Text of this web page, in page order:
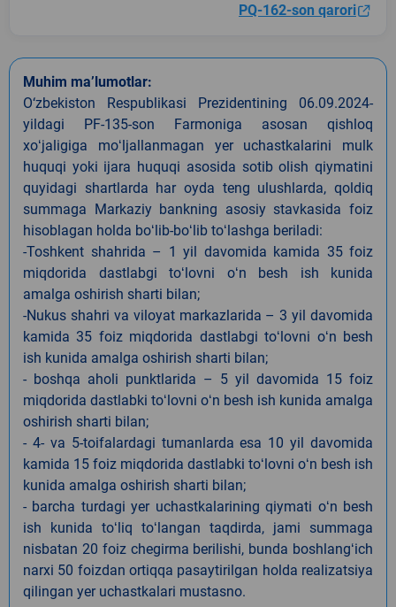
PQ-162-son qarori
Muhim ma’lumotlar:
O‘zbekiston Respublikasi Prezidentining 06.09.2024-
yildagi PF-135-son Farmoniga asosan qishloq
xoʻjaligiga moʻljallanmagan yer uchastkalarini mulk
huquqi yoki ijara huquqi asosida sotib olish qiymatini
quyidagi shartlarda har oyda teng ulushlarda, qoldiq
summaga Markaziy bankning asosiy stavkasida foiz
hisoblagan holda boʻlib-boʻlib toʻlashga beriladi:
-Toshkent shahrida – 1 yil davomida kamida 35 foiz
miqdorida dastlabgi toʻlovni oʻn besh ish kunida
amalga oshirish sharti bilan;
-Nukus shahri va viloyat markazlarida – 3 yil davomida
kamida 35 foiz miqdorida dastlabgi toʻlovni oʻn besh
ish kunida amalga oshirish sharti bilan;
- boshqa aholi punktlarida – 5 yil davomida 15 foiz
miqdorida dastlabki toʻlovni oʻn besh ish kunida amalga
oshirish sharti bilan;
- 4- va 5-toifalardagi tumanlarda esa 10 yil davomida
kamida 15 foiz miqdorida dastlabki toʻlovni oʻn besh ish
kunida amalga oshirish sharti bilan;
- barcha turdagi yer uchastkalarining qiymati oʻn besh
ish kunida toʻliq toʻlangan taqdirda, jami summaga
nisbatan 20 foiz chegirma berilishi, bunda boshlangʻich
narxi 50 foizdan ortiqqa pasaytirilgan holda realizatsiya
qilingan yer uchastkalari mustasno.